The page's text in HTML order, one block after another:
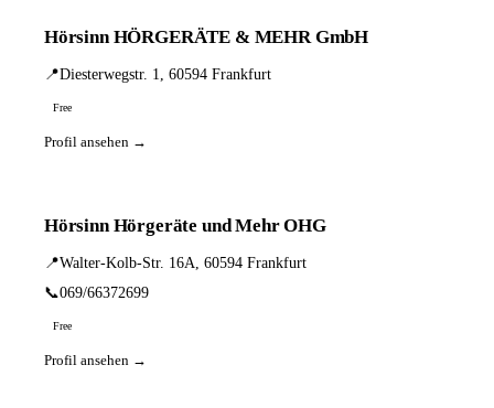
Hörsinn HÖRGERÄTE & MEHR GmbH
📍Diesterwegstr. 1, 60594 Frankfurt
Free
Profil ansehen →
Hörsinn Hörgeräte und Mehr OHG
📍Walter-Kolb-Str. 16A, 60594 Frankfurt
📞069/66372699
Free
Profil ansehen →